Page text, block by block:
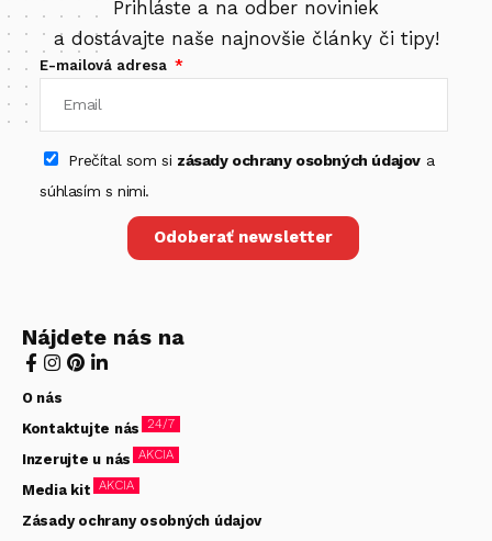
Prihláste a na odber noviniek
a dostávajte naše najnovšie články či tipy!
E-mailová adresa
Prečítal som si zásady ochrany osobných údajova
súhlasím s nimi.
Odoberať newsletter
Nájdete nás na
O nás
Kontaktujte nás 24/7
Inzerujte u nás AKCIA
Media kit AKCIA
Zásady ochrany osobných údajov